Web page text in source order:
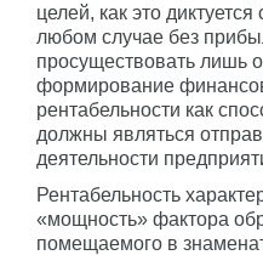
целей, как это
любом случае без
просуществовать лишь
формирование
рентабельности как
должны являться
деятельности
Рентабельность
«мощность» фактора
помещаемого в